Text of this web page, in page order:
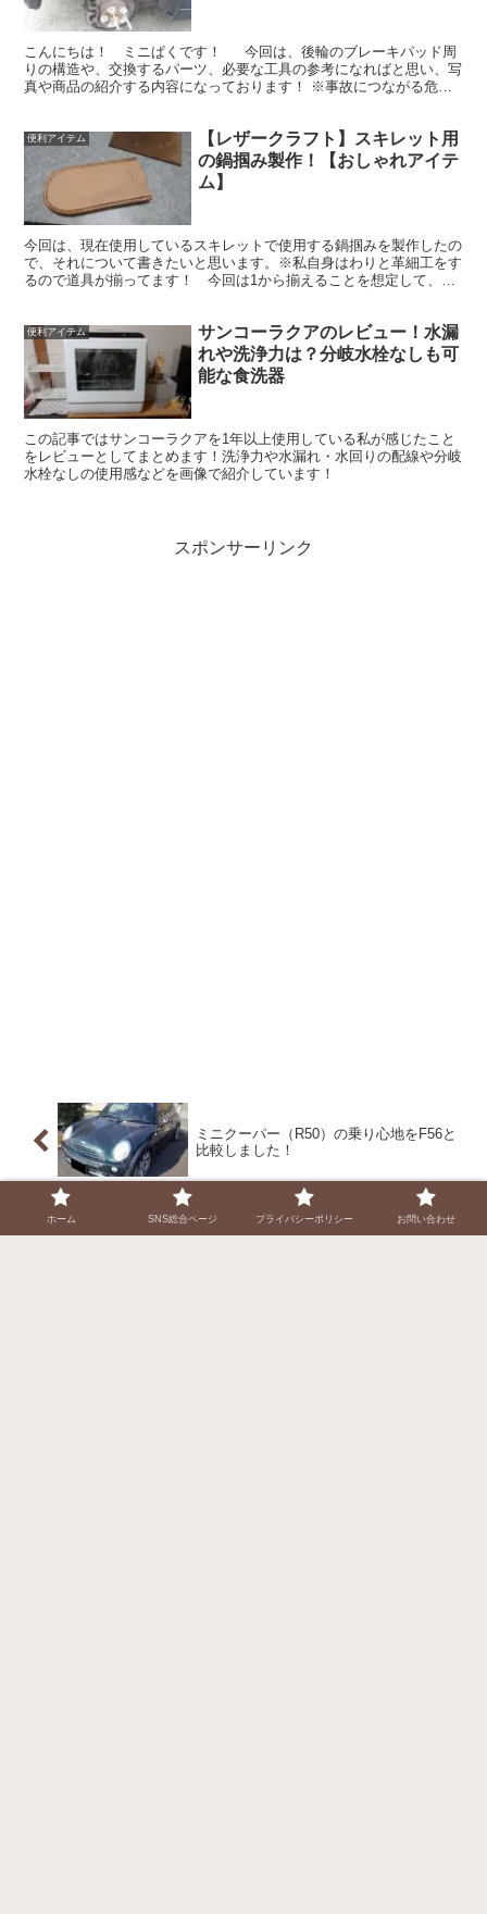
こんにちは！ ミニぱくです！ 今回は、後輪のブレーキパッド周
りの構造や、交換するパーツ、必要な工具の参考になればと思い、写
真や商品の紹介する内容になっております！ ※事故につながる危険
便利アイテム
【レザークラフト】スキレット用
の鍋掴み製作！【おしゃれアイテ
ム】
今回は、現在使用しているスキレットで使用する鍋掴みを製作したの
で、それについて書きたいと思います。※私自身はわりと革細工をす
るので道具が揃ってます！ 今回は1から揃えることを想定して、な
便利アイテム
サンコーラクアのレビュー！水漏
れや洗浄力は？分岐水栓なしも可
能な食洗器
この記事ではサンコーラクアを1年以上使用している私が感じたこと
をレビューとしてまとめます！洗浄力や水漏れ・水回りの配線や分岐
水栓なしの使用感などを画像で紹介しています！
スポンサーリンク
ミニクーパー（R50）の乗り心地をF56と
比較しました！
【結婚指輪を自作】はじめての銀粘土で
銀細工【アートクレイシルバースタータ
ホーム SNS総合ページ プライバシーポリシー お問い合わせ